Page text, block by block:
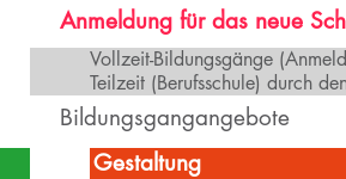
Anmeldung für das neue
Vollzeit-Bildungsgänge
Teilzeit (Berufsschule) durch
Bildungsgangangebote
Gestaltung